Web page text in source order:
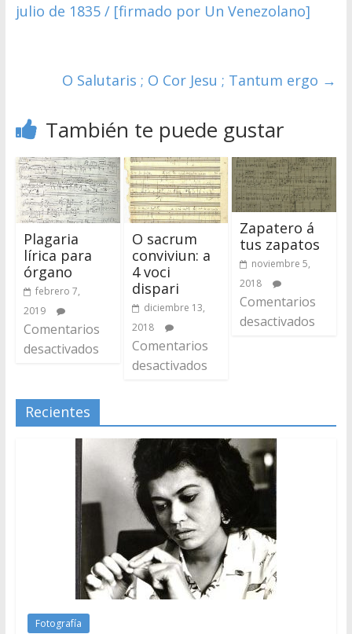
julio de 1835 / [firmado por Un Venezolano]
O Salutaris ; O Cor Jesu ; Tantum ergo →
También te puede gustar
Plagaria
lírica para
órgano
febrero 7,
2019
Comentarios
desactivados
O sacrum
conviviun: a
4 voci
dispari
diciembre 13,
2018
Comentarios
desactivados
Zapatero á
tus zapatos
noviembre 5,
2018
Comentarios
desactivados
Recientes
Fotografía